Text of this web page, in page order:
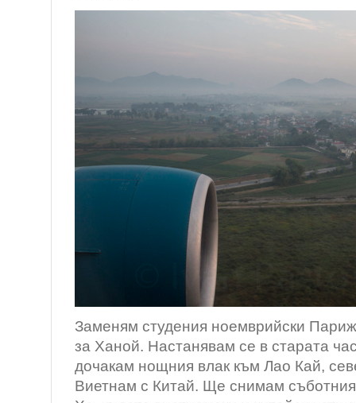
Заменям студения ноемврийски
за Ханой. Настанявам се в старата
дочакам нощния влак към Лао Кай,
Виетнам с Китай. Ще снимам съботния